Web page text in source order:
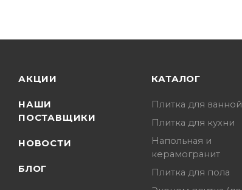
АКЦИИ
НАШИ
ПОСТАВЩИКИ
НОВОСТИ
БЛОГ
КАТАЛОГ
Плитка для ванной
Плитка для кухни
Напольная и
керамогранит
Плитка для пола